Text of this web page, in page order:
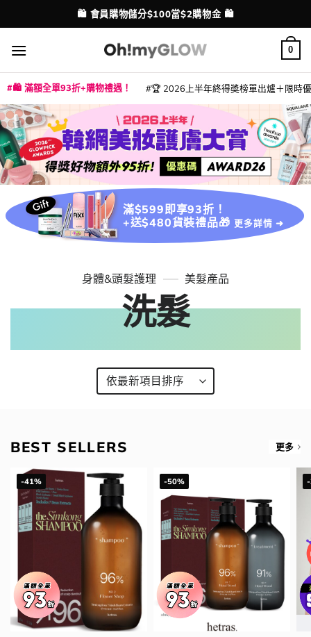
to
content
配送港澳
🛍️ 會員購物儲分$100當$2購物金 🛍️
💳 支援消費券、FPS、八達通、PAYME、信用卡付款
0
🛍️ 滿額全單93折+購物禮遇！ 🏆 2026上半年終得奬榜單出爐＋限時
滿$599即享93折！
+送$480貨裝禮品🎁 更多詳情 ➜
身體&頭髮護理 美髮產品
洗髮
BEST SELLERS 更多
-41% -50%